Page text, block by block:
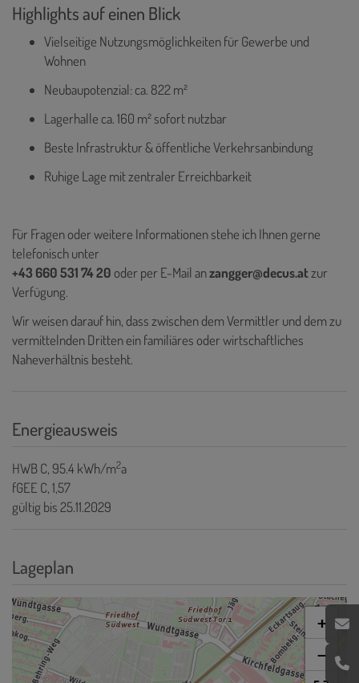
Highlights auf einen Blick
Vielseitige Nutzungsmöglichkeiten für Gewerbe und
Wohnen
Neubaupotenzial: ca. 822 m²
Lagerhalle ca. 160 m² sofort nutzbar
Beste Infrastruktur & öffentliche Verkehrsanbindung
Ruhige Lage mit zentraler Erreichbarkeit
Für Fragen oder weitere Informationen stehe ich Ihnen gerne
telefonisch unter
+43 660 531 74 20 oder per E-Mail anzangger@decus.atzur
Verfügung.
Wir weisen darauf hin, dass zwischen dem Vermittler und dem zu
vermittelnden Dritten ein familiäres oder wirtschaftliches
Naheverhältnis besteht.
Energieausweis
HWBC, 95.4 kWh/m2a
fGEE C, 1,57
gültig bis25.11.2029
Lageplan
+
−